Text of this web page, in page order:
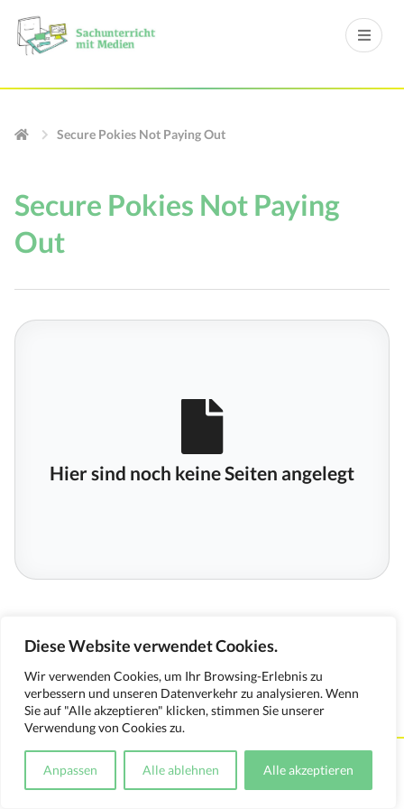
Diese Website verwendet Cookies.
Wir verwenden Cookies, um Ihr Browsing-Erlebnis zu
verbessern und unseren Datenverkehr zu analysieren. Wenn
Sie auf "Alle akzeptieren" klicken, stimmen Sie unserer
Verwendung von Cookies zu.
Anpassen Alle ablehnen Alle akzeptieren
Secure Pokies Not Paying Out
Secure Pokies Not Paying
Out
Hier sind noch keine Seiten angelegt
Kontakt Impressum Datenschutzerklärung
Medienverwendungsnachweis